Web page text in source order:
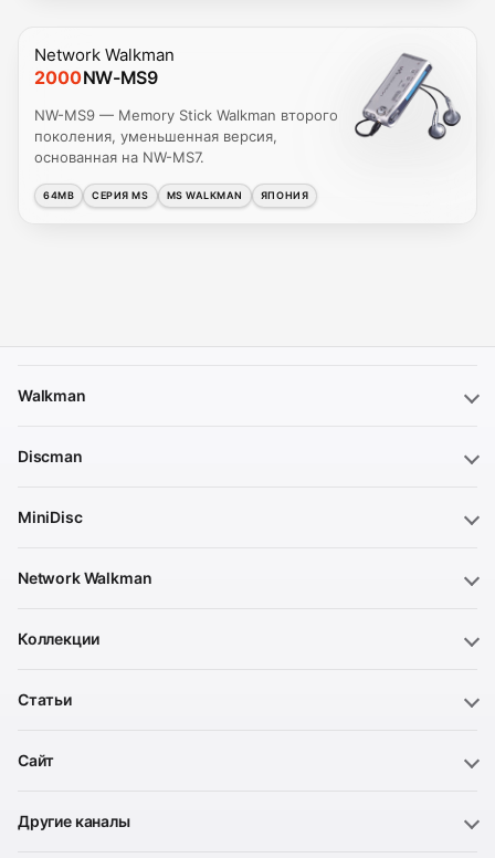
Network Walkman
2000NW-MS9
NW-MS9 — Memory Stick Walkman второго
поколения, уменьшенная версия,
основанная на NW-MS7.
64MB СЕРИЯ MS MS WALKMAN ЯПОНИЯ
Walkman
Discman
MiniDisc
Network Walkman
Коллекции
Статьи
Сайт
Другие каналы